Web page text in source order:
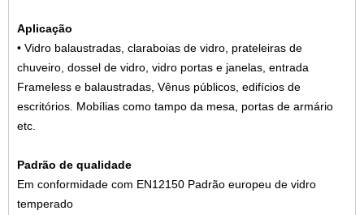
Aplicação
• Vidro balaustradas, claraboias de vidro, prateleiras de
chuveiro, dossel de vidro, vidro portas e janelas, entrada
Frameless e balaustradas, Vênus públicos, edifícios de
escritórios. Mobílias como tampo da mesa, portas de armário
etc.
Padrão de qualidade
Em conformidade com EN12150 Padrão europeu de vidro
temperado